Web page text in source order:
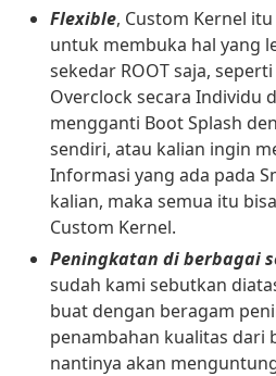
Flexible, Custom Kernel
untuk membuka hal yang
sekedar ROOT saja,
Overclock secara Individu
mengganti Boot Splash
sendiri, atau kalian ingin
Informasi yang ada pada
kalian, maka semua itu
Custom Kernel.
Peningkatan di berbagai
sudah kami sebutkan
buat dengan beragam
penambahan kualitas dari
nantinya akan